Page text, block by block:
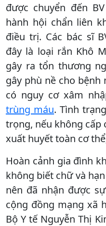
được chuyển đến
hành hội chẩn liên
điều trị. Các bác sĩ
đây là loại rắn Khô
gây ra tổn thương
gây phù nề cho bệnh
có nguy cơ xâm
trùng máu. Tình
trọng, nếu không cấp
xuất huyết toàn cơ
Hoàn cảnh gia đình
không biết chữ và
nên đã nhận được
cộng đồng mạng xã
Bộ Y tế Nguyễn Thị